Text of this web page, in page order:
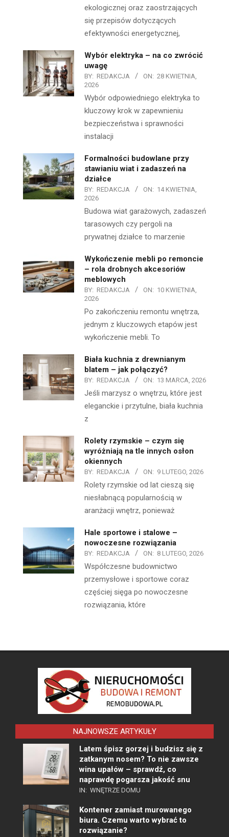
ekologicznej oraz zaostrzających
się przepisów dotyczących
efektywności energetycznej,
Wybór elektryka – na co zwrócić
uwagę
BY: REDAKCJA ON: 28 KWIETNIA,
2026
Wybór odpowiedniego elektryka to
kluczowy krok w zapewnieniu
bezpieczeństwa i sprawności
instalacji
Formalności budowlane przy
stawianiu wiat i zadaszeń na
działce
BY: REDAKCJA ON: 14 KWIETNIA,
2026
Budowa wiat garażowych, zadaszeń
tarasowych czy pergoli na
prywatnej działce to marzenie
Wykończenie mebli po remoncie
– rola drobnych akcesoriów
meblowych
BY: REDAKCJA ON: 10 KWIETNIA,
2026
Po zakończeniu remontu wnętrza,
jednym z kluczowych etapów jest
wykończenie mebli. To
Biała kuchnia z drewnianym
blatem – jak połączyć?
BY: REDAKCJA ON: 13 MARCA, 2026
Jeśli marzysz o wnętrzu, które jest
eleganckie i przytulne, biała kuchnia
z
Rolety rzymskie – czym się
wyróżniają na tle innych osłon
okiennych
BY: REDAKCJA ON: 9 LUTEGO, 2026
Rolety rzymskie od lat cieszą się
niesłabnącą popularnością w
aranżacji wnętrz, ponieważ
Hale sportowe i stalowe –
nowoczesne rozwiązania
BY: REDAKCJA ON: 8 LUTEGO, 2026
Współczesne budownictwo
przemysłowe i sportowe coraz
częściej sięga po nowoczesne
rozwiązania, które
NAJNOWSZE ARTYKUŁY
Latem śpisz gorzej i budzisz się z
zatkanym nosem? To nie zawsze
wina upałów – sprawdź, co
naprawdę pogarsza jakość snu
IN: WNĘTRZE DOMU
Kontener zamiast murowanego
biura. Czemu warto wybrać to
rozwiązanie?